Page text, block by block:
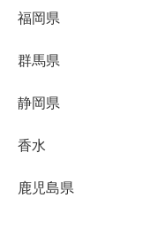
福岡県
群馬県
静岡県
香水
鹿児島県